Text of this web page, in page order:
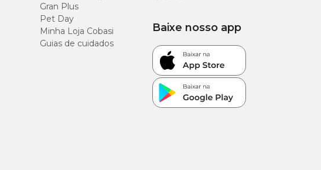
Gran Plus
Pet Day
Minha Loja Cobasi
Guias de cuidados
Baixe nosso app